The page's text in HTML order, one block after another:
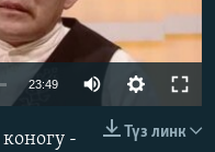
23:49
240p
Түз линк
-